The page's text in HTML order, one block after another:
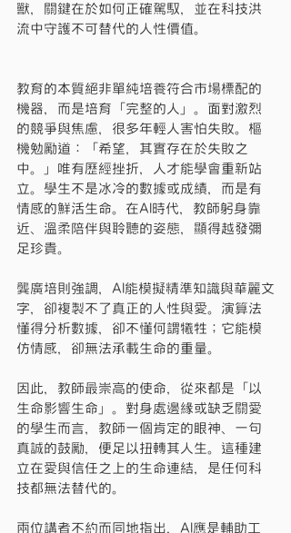
獸，關鍵在於如何正確駕馭，並在科技洪
流中守護不可替代的人性價值。
教育的本質絕非單純培養符合市場標配的
機器，而是培育「完整的人」。面對激烈
的競爭與焦慮，很多年輕人害怕失敗。樞
機勉勵道：「希望，其實存在於失敗之
中。」唯有歷經挫折，人才能學會重新站
立。學生不是冰冷的數據或成績，而是有
情感的鮮活生命。在AI時代，教師躬身靠
近、溫柔陪伴與聆聽的姿態，顯得越發彌
足珍貴。
龔廣培則強調，AI能模擬精準知識與華麗文
字，卻複製不了真正的人性與愛。演算法
懂得分析數據，卻不懂何謂犧牲；它能模
仿情感，卻無法承載生命的重量。
因此，教師最崇高的使命，從來都是「以
生命影響生命」。對身處邊緣或缺乏關愛
的學生而言，教師一個肯定的眼神、一句
真誠的鼓勵，便足以扭轉其人生。這種建
立在愛與信任之上的生命連結，是任何科
技都無法替代的。
兩位講者不約而同地指出，AI應是輔助工